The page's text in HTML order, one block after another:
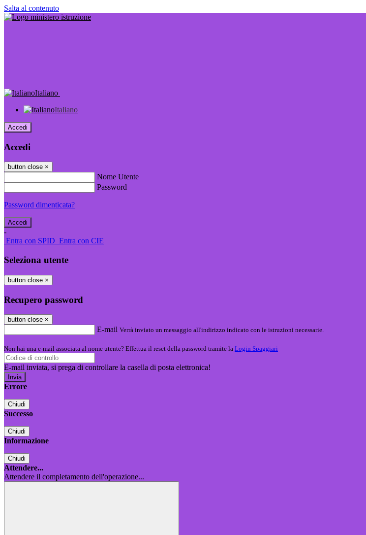
Salta al contenuto
Italiano
Italiano
Accedi
Accedi
button close ×
Nome Utente
Password
Password dimenticata?
-
Entra con SPID Entra con CIE
Seleziona utente
button close ×
Recupero password
button close ×
E-mail Verrà inviato un messaggio all'indirizzo indicato con le istruzioni necessarie.
Non hai una e-mail associata al nome utente? Effettua il reset della password tramite la Login Spaggiari
E-mail inviata, si prega di controllare la casella di posta elettronica!
Errore
Chiudi
Successo
Chiudi
Informazione
Chiudi
Attendere...
Attendere il completamento dell'operazione...